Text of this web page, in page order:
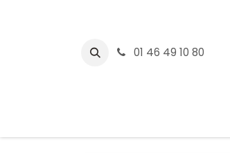
01 46 49 10 80